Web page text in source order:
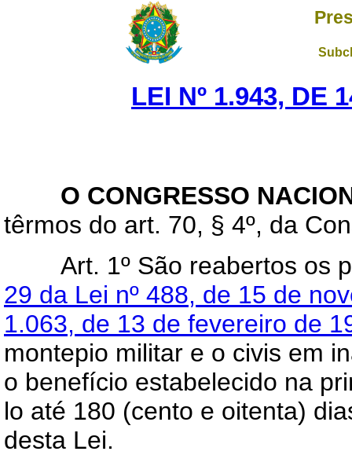
LEI Nº 1.943, DE
O CONGRESSO
têrmos do art. 70, § 4º, da
Art. 1º São reabertos os
29 da Lei nº 488, de 15 de
1.063, de 13 de fevereiro de
montepio militar e o civis em
o benefício estabelecido na
lo até 180 (cento e oitenta)
desta Lei.